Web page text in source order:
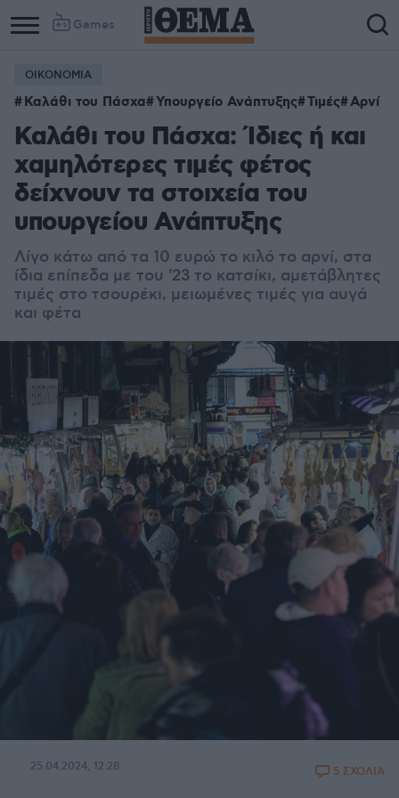
Games
ΟΙΚΟΝΟΜΙΑ
Καλάθι του Πάσχα Υπουργείο Ανάπτυξης Τιμές Αρνί
Καλάθι του Πάσχα: Ίδιες ή και
χαμηλότερες τιμές φέτος
δείχνουν τα στοιχεία του
υπουργείου Ανάπτυξης
Λίγο κάτω από τα 10 ευρώ το κιλό το αρνί, στα
ίδια επίπεδα με του '23 το κατσίκι, αμετάβλητες
τιμές στο τσουρέκι, μειωμένες τιμές για αυγά
και φέτα
25.04.2024, 12:28 5 ΣΧΟΛΙΑ